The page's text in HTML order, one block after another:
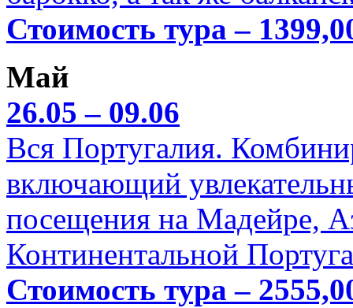
Стоимость тура –
Май
26.05 – 09.06
Вся Португалия.
включающий
посещения на Мадейре,
Континентальной
Стоимость тура –